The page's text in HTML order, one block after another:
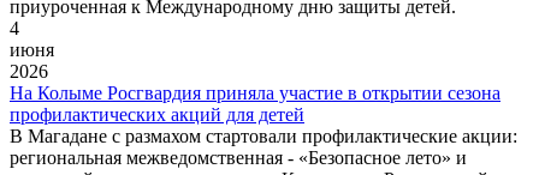
приуроченная к Международному дню защиты детей.
4
июня
2026
На Колыме Росгвардия приняла участие в открытии сезона
профилактических акций для детей
В Магадане с размахом стартовали профилактические акции:
региональная межведомственная - «Безопасное лето» и